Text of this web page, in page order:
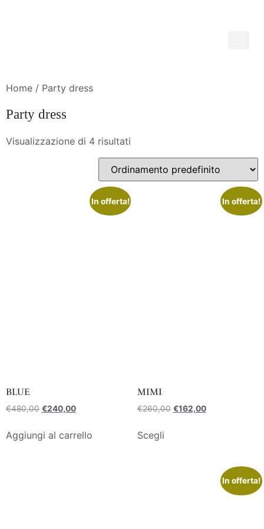
Home / Party dress
Party dress
Visualizzazione di 4 risultati
In offerta!
BLUE
€480,00 €240,00
Aggiungi al carrello
In offerta!
MIMI
€260,00 €162,00
Scegli
In offerta!